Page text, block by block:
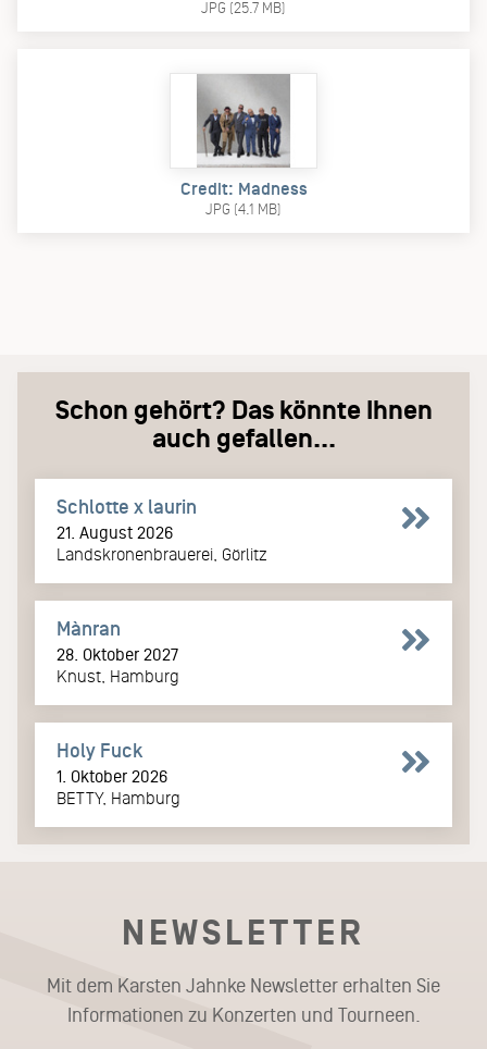
JPG (25.7 MB)
Credit: Madness
JPG (4.1 MB)
Schon gehört? Das könnte Ihnen
auch gefallen...
Schlotte x laurin
21. August 2026
Landskronenbrauerei, Görlitz
Mànran
28. Oktober 2027
Knust, Hamburg
Holy Fuck
1. Oktober 2026
BETTY, Hamburg
NEWSLETTER
Mit dem Karsten Jahnke Newsletter erhalten Sie
Informationen zu Konzerten und Tourneen.